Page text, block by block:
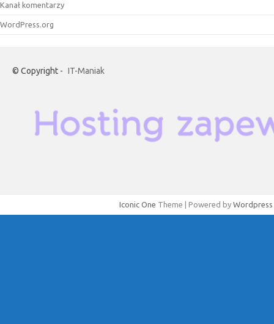
Kanał komentarzy
WordPress.org
© Copyright - IT-Maniak
Iconic One Theme | Powered by Wordpress